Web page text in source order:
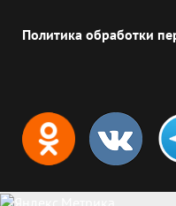
Политика обработки